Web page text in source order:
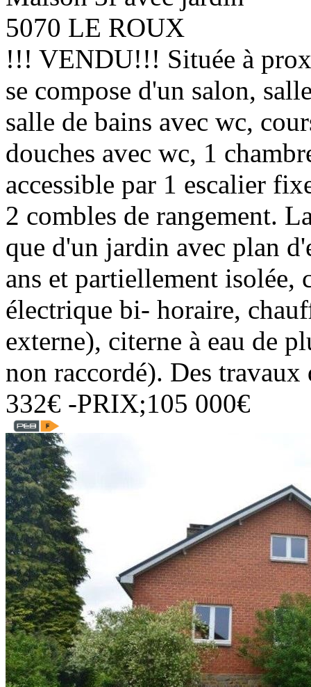
5070 LE ROUX
!!! VENDU!!! Située à
se compose d'un salon,
salle de bains avec wc,
douches avec wc, 1
accessible par 1 escalier
2 combles de rangement.
que d'un jardin avec plan
ans et partiellement isolée,
électrique bi- horaire,
externe), citerne à eau de
non raccordé). Des
332€ -PRIX;105 000€